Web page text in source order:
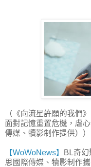
（《向流星許願的我們
面對記憶重置危機，虐
傳媒、犢影制作提供））
【WoWoNews】
BL奇
思國際傳媒、犢影制作